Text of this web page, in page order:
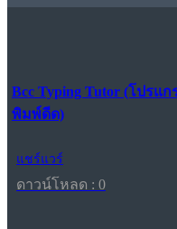
Bcc Typing Tutor (โปร
พิมพ์ดีด)
แชร์แวร์
ดาวน์โหลด : 0